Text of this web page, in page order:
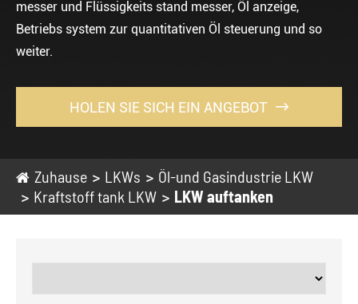
messer und Flüssigkeits stand messer, Öl anzeige,
Betriebs system zur quantitativen Öl steuerung und so
weiter.
HOLEN SIE SICH EIN ANGEBOT 
Zuhause LKWs
Öl-und Gasindustrie LKW
Kraftstoff tank LKW
LKW auftanken